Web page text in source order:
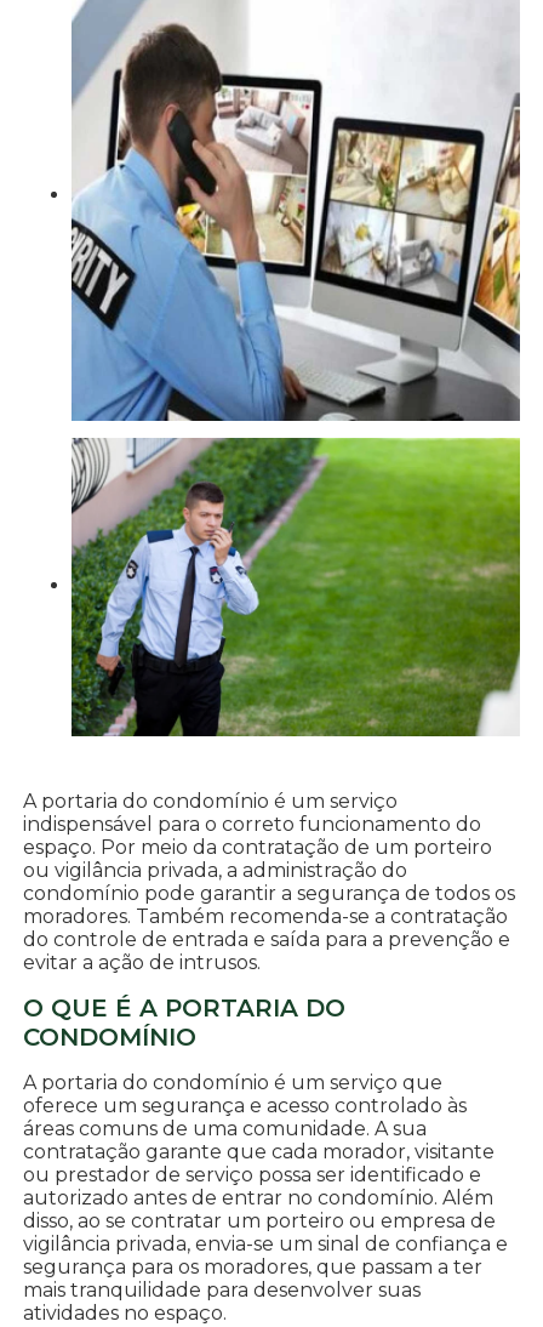
A portaria do condomínio é um serviço
indispensável para o correto funcionamento do
espaço. Por meio da contratação de um porteiro
ou vigilância privada, a administração do
condomínio pode garantir a segurança de todos os
moradores. Também recomenda-se a contratação
do controle de entrada e saída para a prevenção e
evitar a ação de intrusos.
O QUE É A PORTARIA DO
CONDOMÍNIO
A portaria do condomínio é um serviço que
oferece um segurança e acesso controlado às
áreas comuns de uma comunidade. A sua
contratação garante que cada morador, visitante
ou prestador de serviço possa ser identificado e
autorizado antes de entrar no condomínio. Além
disso, ao se contratar um porteiro ou empresa de
vigilância privada, envia-se um sinal de confiança e
segurança para os moradores, que passam a ter
mais tranquilidade para desenvolver suas
atividades no espaço.